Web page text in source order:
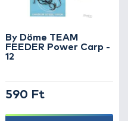
By Döme TEAM
FEEDER Power Carp -
12
590 Ft